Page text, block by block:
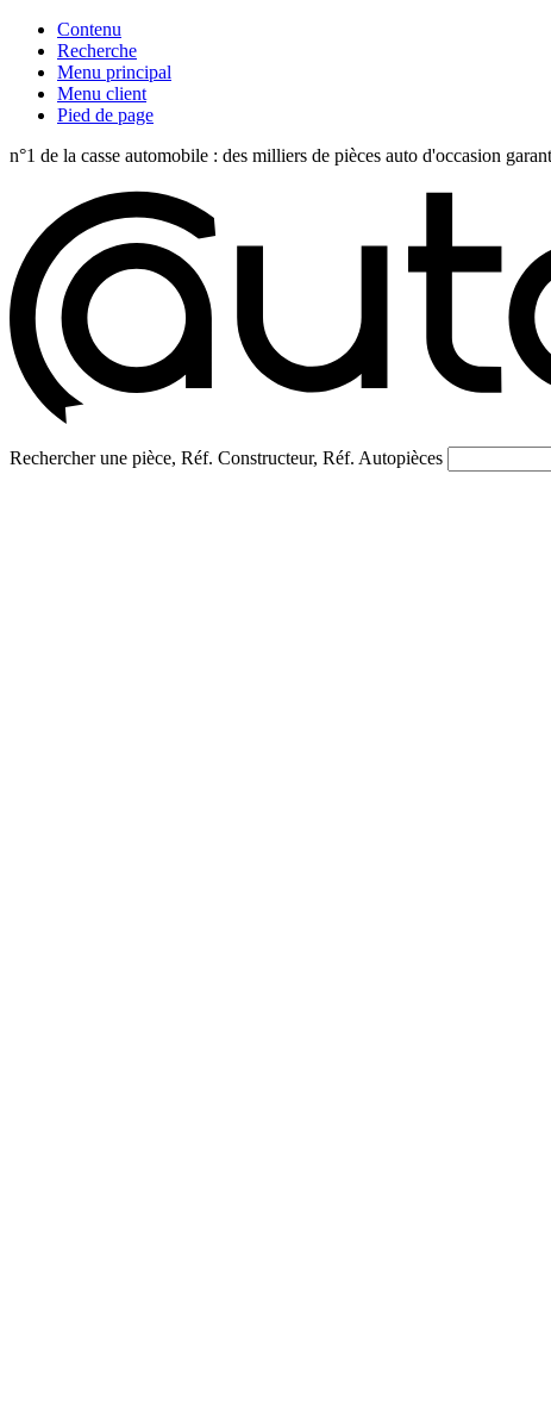
Contenu
Recherche
Menu principal
Menu client
Pied de page
n°1 de la casse automobile : des milliers de pièces auto
Rechercher une pièce, Réf. Constructeur, Réf. Autopièces